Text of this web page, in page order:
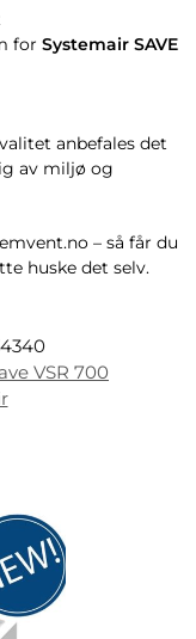
for Systemair SAVE
anbefales det
av miljø og
– så får du
huske det selv.
VSR 700